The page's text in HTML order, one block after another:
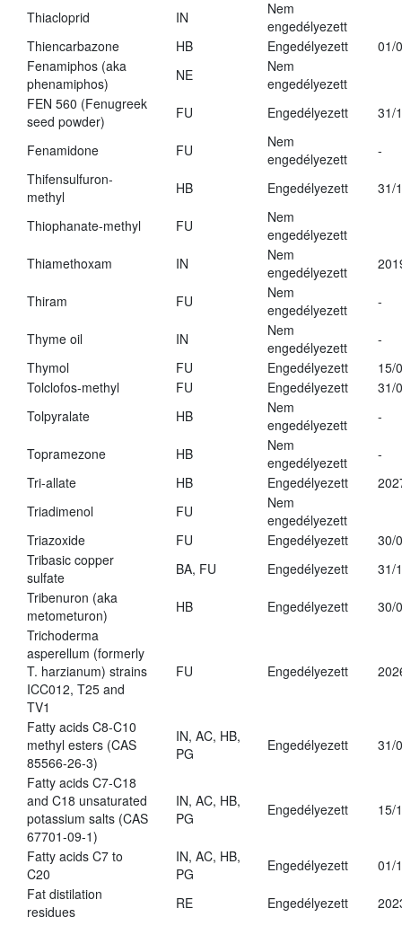
Thiacloprid
IN
Nem
engedélyezett
Thiencarbazone
HB Engedélyezett
01/
Fenamiphos (aka
phenamiphos)
NE
Nem
engedélyezett
FEN 560 (Fenugreek
seed powder)
FU Engedélyezett 31/
Fenamidone FU
Nem
engedélyezett
-
Thifensulfuron-
methyl
HB Engedélyezett 31/
Thiophanate-methyl FU
Nem
engedélyezett
Thiamethoxam
IN
Nem
engedélyezett
Thiram FU
Nem
engedélyezett
-
Thyme oil IN
Nem
engedélyezett
-
Thymol
FU Engedélyezett
15/
Tolclofos-methyl
FU Engedélyezett
31/
Tolpyralate
HB
Nem
engedélyezett
-
Topramezone HB
Nem
engedélyezett
-
Tri-allate
HB Engedélyezett
Triadimenol
FU
Nem
engedélyezett
Triazoxide
FU Engedélyezett
30/
Tribasic copper
sulfate
BA, FU Engedélyezett
31/
Tribenuron (aka
metometuron)
HB Engedélyezett
30/
Trichoderma
asperellum (formerly
T. harzianum) strains
ICC012, T25 and
TV1
FU Engedélyezett
Fatty acids C8-C10
methyl esters (CAS
85566-26-3)
IN, AC, HB,
PG
Engedélyezett 31/
Fatty acids C7-C18
and C18 unsaturated
potassium salts (CAS
67701-09-1)
IN, AC, HB,
PG
Engedélyezett 15/
Fatty acids C7 to
C20
IN, AC, HB,
PG
Engedélyezett
01/
Fat distilation
residues
RE Engedélyezett